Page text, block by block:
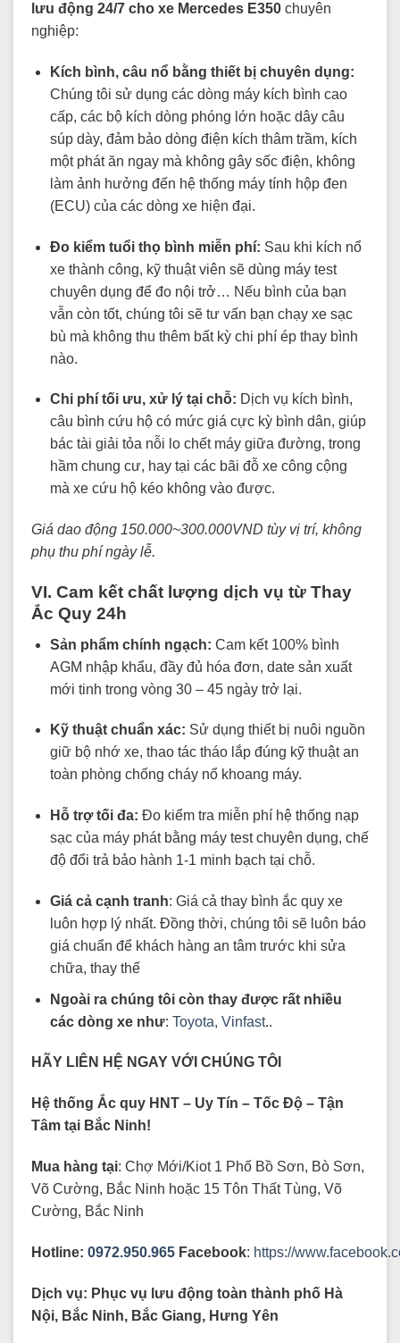
lưu động 24/7 cho xe Mercedes E350 chuyên
nghiệp:
Kích bình, câu nổ bằng thiết bị chuyên dụng:
Chúng tôi sử dụng các dòng máy kích bình cao
cấp, các bộ kích dòng phóng lớn hoặc dây câu
súp dày, đảm bảo dòng điện kích thâm trầm, kích
một phát ăn ngay mà không gây sốc điện, không
làm ảnh hưởng đến hệ thống máy tính hộp đen
(ECU) của các dòng xe hiện đại.
Đo kiểm tuổi thọ bình miễn phí: Sau khi kích nổ
xe thành công, kỹ thuật viên sẽ dùng máy test
chuyên dụng để đo nội trở… Nếu bình của bạn
vẫn còn tốt, chúng tôi sẽ tư vấn bạn chạy xe sạc
bù mà không thu thêm bất kỳ chi phí ép thay bình
nào.
Chi phí tối ưu, xử lý tại chỗ: Dịch vụ kích bình,
câu bình cứu hộ có mức giá cực kỳ bình dân, giúp
bác tài giải tỏa nỗi lo chết máy giữa đường, trong
hầm chung cư, hay tại các bãi đỗ xe công cộng
mà xe cứu hộ kéo không vào được.
Giá dao động 150.000~300.000VND tùy vị trí, không
phụ thu phí ngày lễ.
VI. Cam kết chất lượng dịch vụ từ Thay
Ắc Quy 24h
Sản phẩm chính ngạch: Cam kết 100% bình
AGM nhập khẩu, đầy đủ hóa đơn, date sản xuất
mới tinh trong vòng 30 – 45 ngày trở lại.
Kỹ thuật chuẩn xác: Sử dụng thiết bị nuôi nguồn
giữ bộ nhớ xe, thao tác tháo lắp đúng kỹ thuật an
toàn phòng chống cháy nổ khoang máy.
Hỗ trợ tối đa: Đo kiểm tra miễn phí hệ thống nạp
sạc của máy phát bằng máy test chuyên dụng, chế
độ đổi trả bảo hành 1-1 minh bạch tại chỗ.
Giá cả cạnh tranh: Giá cả thay bình ắc quy xe
luôn hợp lý nhất. Đồng thời, chúng tôi sẽ luôn báo
giá chuẩn để khách hàng an tâm trước khi sửa
chữa, thay thế
Ngoài ra chúng tôi còn thay được rất nhiều
các dòng xe như: Toyota, Vinfast..
HÃY LIÊN HỆ NGAY VỚI CHÚNG TÔI
Hệ thống Ắc quy HNT – Uy Tín – Tốc Độ – Tận
Tâm tại Bắc Ninh!
Mua hàng tại: Chợ Mới/Kiot 1 Phố Bồ Sơn, Bò Sơn,
Võ Cường, Bắc Ninh hoặc 15 Tôn Thất Tùng, Võ
Cường, Bắc Ninh
Hotline: 0972.950.965 Facebook: https://
Dịch vụ: Phục vụ lưu động toàn thành phố Hà
Nội, Bắc Ninh, Bắc Giang, Hưng Yên